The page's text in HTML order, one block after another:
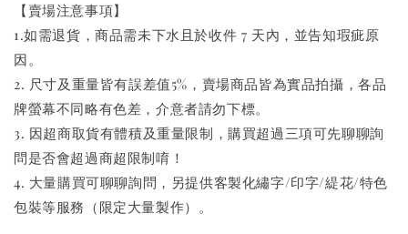
【賣場注意事項】
1.如需退貨，商品需未下水且於收件 7 天內，並告知瑕疵原
因。
2. 尺寸及重量皆有誤差值5%，賣場商品皆為實品拍攝，各品
牌螢幕不同略有色差，介意者請勿下標。
3. 因超商取貨有體積及重量限制，購買超過三項可先聊聊詢
問是否會超過商超限制唷！
4. 大量購買可聊聊詢問，另提供客製化繡字/印字/緹花/特色
包裝等服務（限定大量製作）。